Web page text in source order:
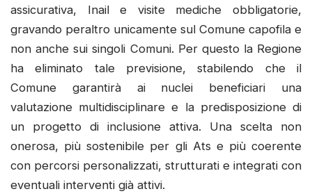
assicurativa, Inail e visite mediche obbligatorie,
gravando peraltro unicamente sul Comune capofila e
non anche sui singoli Comuni. Per questo la Regione
ha eliminato tale previsione, stabilendo che il
Comune garantirà ai nuclei beneficiari una
valutazione multidisciplinare e la predisposizione di
un progetto di inclusione attiva. Una scelta non
onerosa, più sostenibile per gli Ats e più coerente
con percorsi personalizzati, strutturati e integrati con
eventuali interventi già attivi.